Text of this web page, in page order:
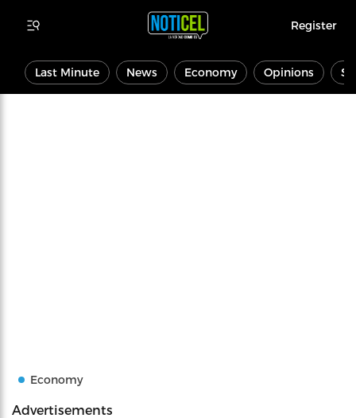
Register
Last Minute News Economy Opinions
Economy
Advertisements